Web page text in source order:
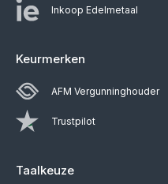
Inkoop Edelmetaal
Keurmerken
AFM Vergunninghouder
Trustpilot
Taalkeuze